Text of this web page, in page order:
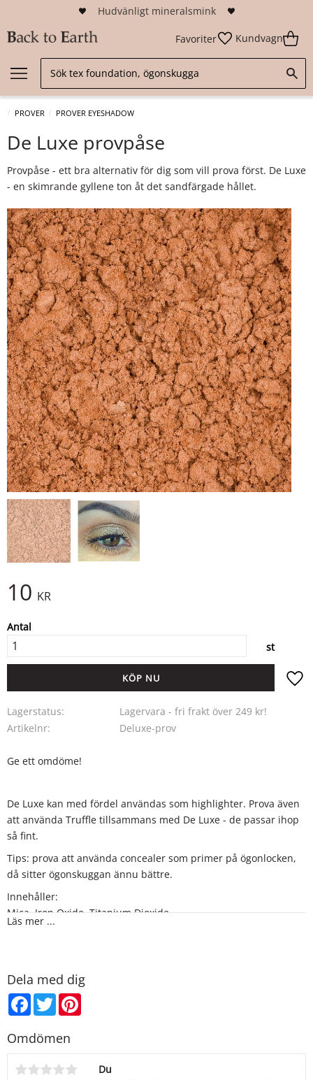
Hudvänligt mineralsmink
Favoriter Kundvagn
PROVER PROVER EYESHADOW
De Luxe provpåse
Provpåse - ett bra alternativ för dig som vill prova först. De Luxe
- en skimrande gyllene ton åt det sandfärgade hållet.
10 KR
Antal
st
KÖP
Lagerstatus
Lagervara - fri frakt över 249 kr!
Artikelnr
Deluxe-prov
Ge ett omdöme!
De Luxe kan med fördel användas som highlighter. Prova även
att använda Truffle tillsammans med De Luxe - de passar ihop
så fint.
Tips: prova att använda concealer som primer på ögonlocken,
då sitter ögonskuggan ännu bättre.
Innehåller:
Mica, Iron Oxide, Titanium Dioxide
CI 77019, CI 77491, CI 77891
Läs mer ...
Dela med dig
Facebook
Twitter
Omdömen
Du